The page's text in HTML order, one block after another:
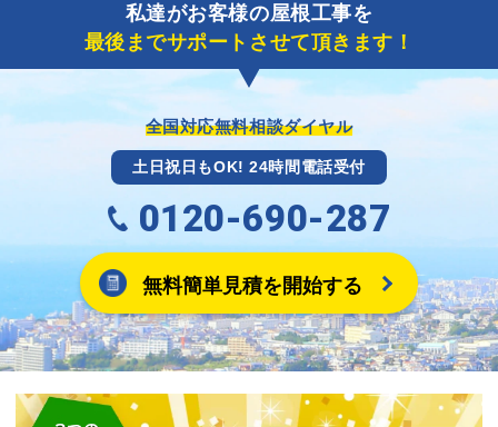
私達がお客様の屋根工事を
最後までサポートさせて頂きます！
全国対応無料相談ダイヤル
土日祝日もOK! 24時間電話受付
0120-690-287
無料簡単見積を開始する